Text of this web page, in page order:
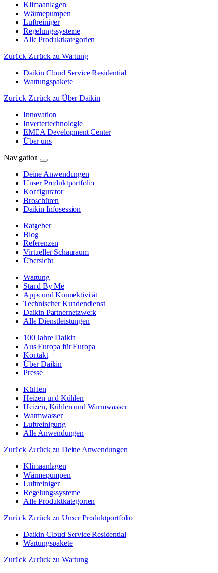
Klimaanlagen
Wärmepumpen
Luftreiniger
Regelungssysteme
Alle Produktkategorien
Zurück Zurück zu Wartung
Daikin Cloud Service Residential
Wartungspakete
Zurück Zurück zu Über Daikin
Innovation
Invertertechnologie
EMEA Development Center
Über uns
Navigation
Deine Anwendungen
Unser Produktportfolio
Konfigurator
Broschüren
Daikin Infosession
Ratgeber
Blog
Referenzen
Virtueller Schauraum
Übersicht
Wartung
Stand By Me
Apps und Konnektivität
Technischer Kundendienst
Daikin Partnernetzwerk
Alle Dienstleistungen
100 Jahre Daikin
Aus Europa für Europa
Kontakt
Über Daikin
Presse
Kühlen
Heizen und Kühlen
Heizen, Kühlen und Warmwasser
Warmwasser
Luftreinigung
Alle Anwendungen
Zurück Zurück zu Deine Anwendungen
Klimaanlagen
Wärmepumpen
Luftreiniger
Regelungssysteme
Alle Produktkategorien
Zurück Zurück zu Unser Produktportfolio
Daikin Cloud Service Residential
Wartungspakete
Zurück Zurück zu Wartung